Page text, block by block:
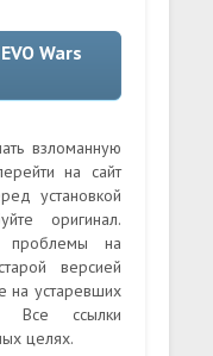
Wars
взломанную
на сайт
установкой
оригинал.
проблемы на
версией
на устаревших
Все ссылки
целях.